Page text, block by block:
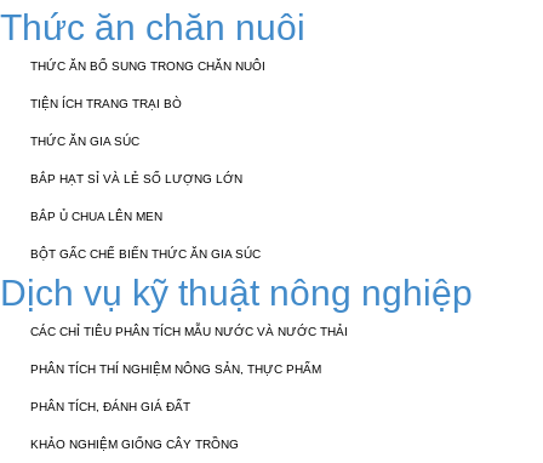
Thức ăn chăn nuôi
THỨC ĂN BỔ SUNG TRONG CHĂN NUÔI
TIỆN ÍCH TRANG TRẠI BÒ
THỨC ĂN GIA SÚC
BẮP HẠT SỈ VÀ LẺ SỐ LƯỢNG LỚN
BẮP Ủ CHUA LÊN MEN
BỘT GẤC CHẾ BIẾN THỨC ĂN GIA SÚC
Dịch vụ kỹ thuật nông nghiệp
CÁC CHỈ TIÊU PHÂN TÍCH MẪU NƯỚC VÀ NƯỚC THẢI
PHÂN TÍCH THÍ NGHIỆM NÔNG SẢN, THỰC PHẨM
PHÂN TÍCH, ĐÁNH GIÁ ĐẤT
KHẢO NGHIỆM GIỐNG CÂY TRỒNG